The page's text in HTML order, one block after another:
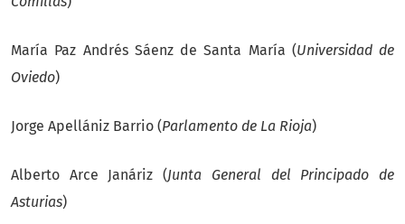
María Paz Andrés Sáenz de Santa María (Universidad de
Oviedo)
Jorge Apellániz Barrio (Parlamento de La Rioja)
Alberto Arce Janáriz (Junta General del Principado de
Asturias)